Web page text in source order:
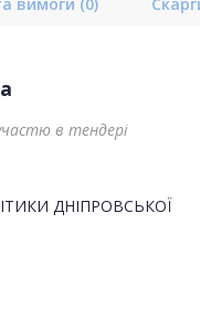
в тендері
ДНІПРОВСЬКОЇ